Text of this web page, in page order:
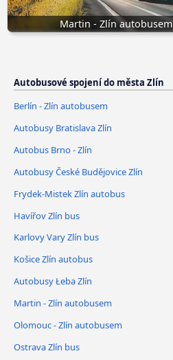
Martin - Zlín autobusem
Autobusové spojení do města Zlín
Berlín - Zlín autobusem
Autobusy Bratislava Zlín
Autobus Brno - Zlín
Autobusy České Budějovice Zlín
Frydek-Mistek Zlín autobus
Havířov Zlín bus
Karlovy Vary Zlín bus
Košice Zlín autobus
Autobusy Łeba Zlín
Martin - Zlín autobusem
Olomouc - Zlín autobusem
Ostrava Zlín bus